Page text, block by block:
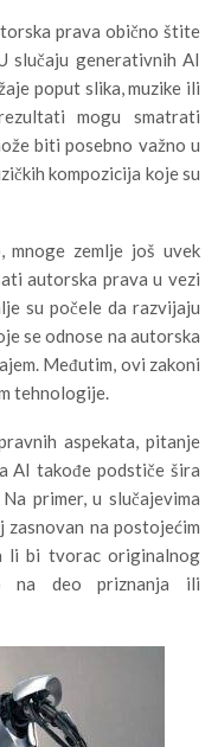
prava obično štite
slučaju generativnih AI
poput slika, muzike ili
mogu smatrati
biti posebno važno u
kompozicija koje su
mnoge zemlje još uvek
autorska prava u vezi
su počele da razvijaju
se odnose na autorska
Međutim, ovi zakoni
tehnologije.
aspekata, pitanje
AI takođe podstiče šira
primer, u slučajevima
zasnovan na postojećim
li bi tvorac originalnog
na deo priznanja ili